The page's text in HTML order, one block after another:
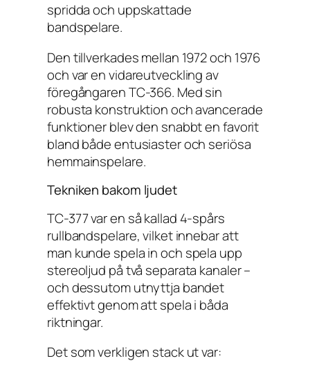
spridda och uppskattade
bandspelare.
Den tillverkades mellan 1972 och 1976
och var en vidareutveckling av
föregångaren TC-366. Med sin
robusta konstruktion och avancerade
funktioner blev den snabbt en favorit
bland både entusiaster och seriösa
hemmainspelare.
Tekniken bakom ljudet
TC-377 var en så kallad 4-spårs
rullbandspelare, vilket innebar att
man kunde spela in och spela upp
stereoljud på två separata kanaler –
och dessutom utnyttja bandet
effektivt genom att spela i båda
riktningar.
Det som verkligen stack ut var: